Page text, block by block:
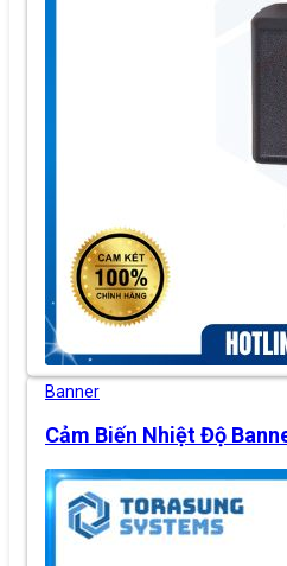
Banner
Cảm Biến Nhiệt Độ